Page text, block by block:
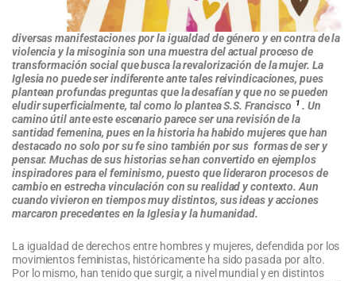
diversas manifestaciones por la igualdad de género y en contra de la
violencia y la misoginia son una muestradel actual proceso de
transformación social que busca la revalorización de la mujer. La
Iglesia no puede serindiferente ante tales reivindicaciones, pues
plantean profundas preguntas que la desafían y que no se pueden
eludir superficialmente, tal como lo plantea S.S. Francisco 1 . Un
camino útil ante este escenario parece ser unarevisión de la
santidad femenina, pues en la historia ha habido mujeres que han
destacado no solo por su fe sino también por sus formas de ser y
pensar. Muchas de sus historias se han convertido en ejemplos
inspiradores parael feminismo, puesto que lideraron procesos de
cambio en estrecha vinculación con su realidad y contexto. Aun
cuando vivieron en tiempos muy distintos, sus ideas y acciones
marcaron precedentes en la Iglesia y la humanidad.
La igualdad de derechos entre hombres y mujeres, defendida por los
movimientos feministas, históricamente ha sido pasada por alto.
Por lo mismo, han tenido que surgir, a nivel mundial y en distintos